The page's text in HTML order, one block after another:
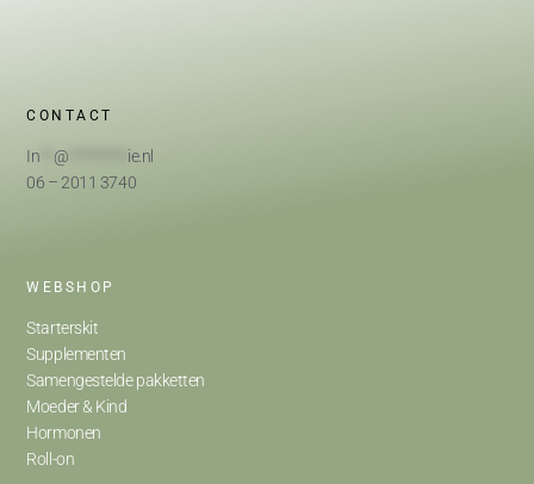
CONTACT
In @
ie.nl
06 – 2011 3740
WEBSHOP
Starterskit
Supplementen
Samengestelde pakketten
Moeder & Kind
Hormonen
Roll-on